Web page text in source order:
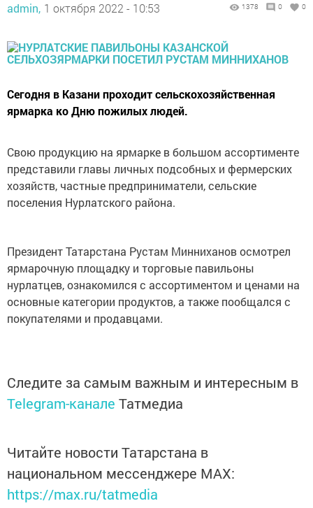
admin, 1 октября 2022 - 10:53 1378 0 0
Сегодня в Казани проходит сельскохозяйственная
ярмарка ко Дню пожилых людей.
Свою продукцию на ярмарке в большом ассортименте
представили главы личных подсобных и фермерских
хозяйств, частные предприниматели, сельские
поселения Нурлатского района.
Президент Татарстана Рустам Минниханов осмотрел
ярмарочную площадку и торговые павильоны
нурлатцев, ознакомился с ассортиментом и ценами на
основные категории продуктов, а также пообщался с
покупателями и продавцами.
Следите за самым важным и интересным в
Telegram-канале Татмедиа
Читайте новости Татарстана в
национальном мессенджере MАХ:
https://max.ru/tatmedia